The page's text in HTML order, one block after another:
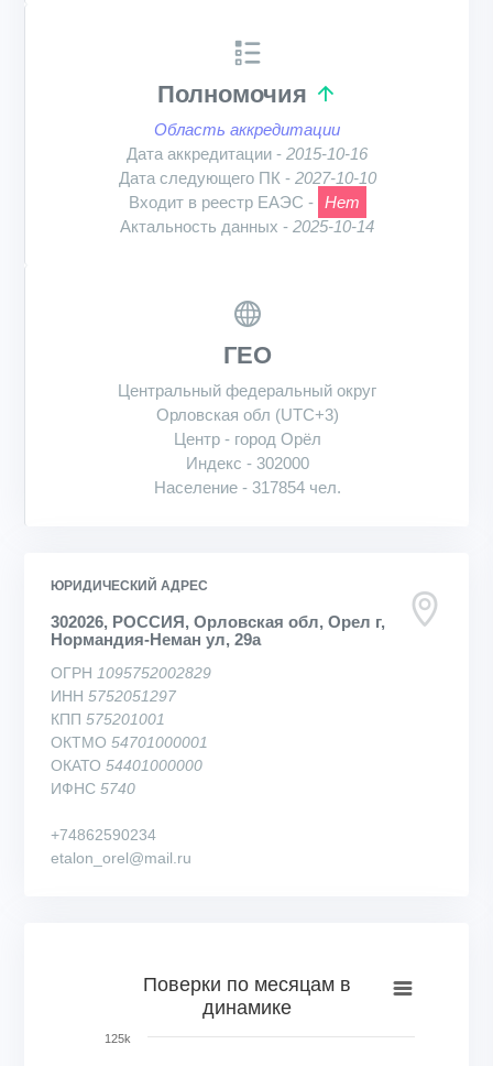
Полномочия
Область аккредитации
Дата аккредитации - 2015-10-16
Дата следующего ПК - 2027-10-10
Входит в реестр ЕАЭС - Нет
Актальность данных - 2025-10-14
ГЕО
Центральный федеральный округ
Орловская обл (UTC+3)
Центр - город Орёл
Индекс - 302000
Население - 317854 чел.
ЮРИДИЧЕСКИЙ АДРЕС
302026, РОССИЯ, Орловская обл, Орел г,
Нормандия-Неман ул, 29а
ОГРН 1095752002829
ИНН 5752051297
КПП 575201001
ОКТМО 54701000001
ОКАТО 54401000000
ИФНС 5740
+74862590234
etalon_orel@mail.ru
Bar chart with 73 bars.
View as data table, Поверки по месяцам в динамике
Поверки по месяцам в
динамике
125k